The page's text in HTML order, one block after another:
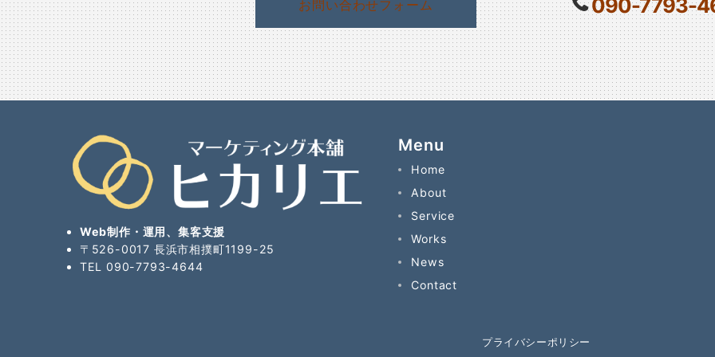
お問い合わせフォーム 090-7793-
Web制作・運用、集客支援
〒526-0017 長浜市相撲町1199-25
TEL 090-7793-4644
Menu
Home
About
Service
Works
News
Contact
プライバシーポリシー